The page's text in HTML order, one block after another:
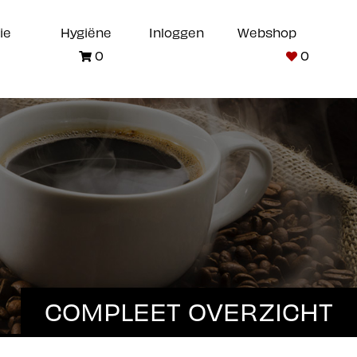
Hygiëne Inloggen
Webshop
0
0
COMPLEET OVERZICHT